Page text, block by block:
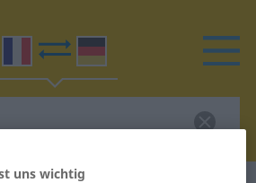
uns wichtig